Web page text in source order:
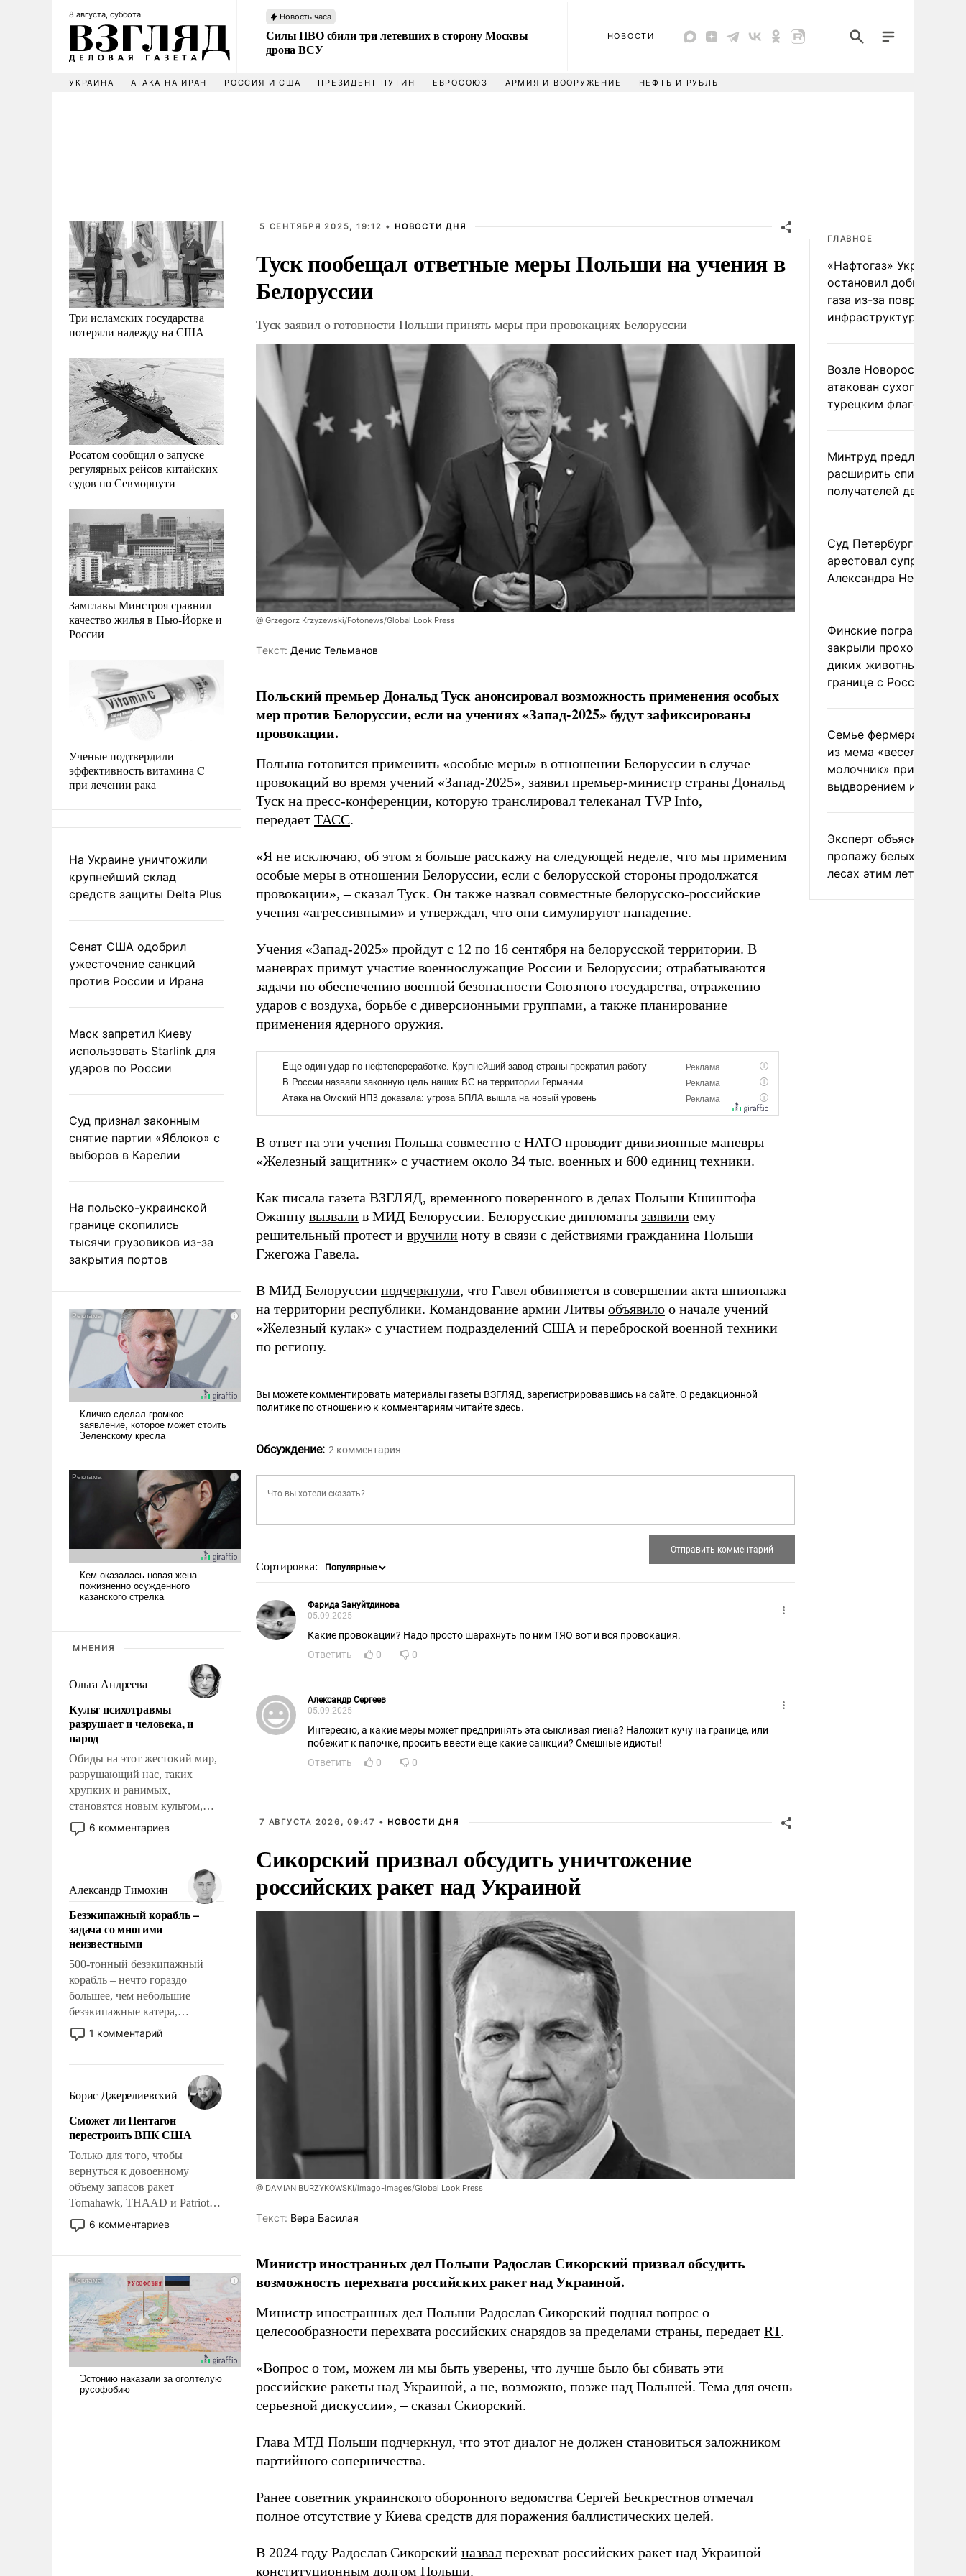
8 августа, суббота Новость часа
Силы ПВО сбили три летевших в сторону Москвы
дрона ВСУ
НОВОСТИ
УКРАИНА АТАКА НА ИРАН РОССИЯ И США ПРЕЗИДЕНТ ПУТИН ЕВРОСОЮЗ АРМИЯ И ВООРУЖЕНИЕ НЕФТЬ И РУБЛЬ
Три исламских государства
потеряли надежду на США
Росатом сообщил о запуске
регулярных рейсов китайских
судов по Севморпути
Замглавы Минстроя сравнил
качество жилья в Нью-Йорке и
России
Ученые подтвердили
эффективность витамина C
при лечении рака
На Украине уничтожили
крупнейший склад
средств защиты Delta Plus
Сенат США одобрил
ужесточение санкций
против России и Ирана
Маск запретил Киеву
использовать Starlink для
ударов по России
Суд признал законным
снятие партии «Яблоко» с
выборов в Карелии
На польско-украинской
границе скопились
тысячи грузовиков из-за
закрытия портов
МНЕНИЯ
Ольга Андреева
Культ психотравмы
разрушает и человека, и
народ
Обиды на этот жестокий мир,
разрушающий нас, таких
хрупких и ранимых,
становятся новым культом,
постепенно вытесняя и
отменяя традиционное
мужественным и твердым под
ударами судьбы, брать на себя
ответственность, помогать
слабым, идти вперед и
адаптироваться.
6 комментариев
Александр Тимохин
Безэкипажный корабль –
задача со многими
неизвестными
500-тонный безэкипажный
корабль – нечто гораздо
большее, чем небольшие
безэкипажные катера,
применение которых уже
стало обыденностью. Задача по
сложна и амбициозна. Однако
и ее реализация радикально
поднимет наши боевые
возможности.
1 комментарий
Борис Джерелиевский
Сможет ли Пентагон
перестроить ВПК США
Только для того, чтобы
вернуться к довоенному
объему запасов ракет
Tomahawk, THAAD и Patriot
США потребуется более трех
лет. Даже небольшая война с
Сложившаяся ситуация
означает многолетний период
уязвимости США, например,
перед Китаем.
6 комментариев
5 СЕНТЯБРЯ 2025, 19:12 • НОВОСТИ ДНЯ
Туск пообещал ответные меры Польши на учения в
Белоруссии
Туск заявил о готовности Польши принять меры при провокациях Белоруссии
@ Grzegorz Krzyzewski/Fotonews/Global Look Press
Tекст: Денис Тельманов
Польский премьер Дональд Туск анонсировал возможность применения особых
мер против Белоруссии, если на учениях «Запад-2025» будут зафиксированы
провокации.
Польша готовится применить «особые меры» в отношении Белоруссии в случае
провокаций во время учений «Запад-2025», заявил премьер-министр страны Дональд
Туск на пресс-конференции, которую транслировал телеканал TVP Info,
передает ТАСС.
«Я не исключаю, об этом я больше расскажу на следующей неделе, что мы применим
особые меры в отношении Белоруссии, если с белорусской стороны продолжатся
провокации», – сказал Туск. Он также назвал совместные белорусско-российские
учения «агрессивными» и утверждал, что они симулируют нападение.
Учения «Запад-2025» пройдут с 12 по 16 сентября на белорусской территории. В
маневрах примут участие военнослужащие России и Белоруссии; отрабатываются
задачи по обеспечению военной безопасности Союзного государства, отражению
ударов с воздуха, борьбе с диверсионными группами, а также планирование
применения ядерного оружия.
В ответ на эти учения Польша совместно с НАТО проводит дивизионные маневры
«Железный защитник» с участием около 34 тыс. военных и 600 единиц техники.
Как писала газета ВЗГЛЯД, временного поверенного в делах Польши Кшиштофа
Ожанну вызвали в МИД Белоруссии. Белорусские дипломаты заявили ему
решительный протест и вручили ноту в связи с действиями гражданина Польши
Гжегожа Гавела.
В МИД Белоруссии подчеркнули, что Гавел обвиняется в совершении акта шпионажа
на территории республики. Командование армии Литвы объявило о начале учений
«Железный кулак» с участием подразделений США и переброской военной техники
по региону.
Вы можете комментировать материалы газеты ВЗГЛЯД,зарегистрировавшись на сайте. О редакционной
политике по отношению к комментариям читайтездесь.
Обсуждение: 2 комментария
Сортировка:
Фарида Зануйтдинова
05.09.2025
Какие провокации? Надо просто шарахнуть по ним ТЯО вот и вся провокация.
Ответить
0 0
Александр Сергеев
05.09.2025
Интересно, а какие меры может предпринять эта сыкливая гиена? Наложит кучу на границе, или
побежит к папочке, просить ввести еще какие санкции? Смешные идиоты!
Ответить
0 0
7 АВГУСТА 2026, 09:47 • НОВОСТИ ДНЯ
Сикорский призвал обсудить уничтожение
российских ракет над Украиной
@ DAMIAN BURZYKOWSKI/imago-images/Global Look Press
Tекст: Вера Басилая
Министр иностранных дел Польши Радослав Сикорский призвал обсудить
возможность перехвата российских ракет над Украиной.
Министр иностранных дел Польши Радослав Сикорский поднял вопрос о
целесообразности перехвата российских снарядов за пределами страны, передает RT.
«Вопрос о том, можем ли мы быть уверены, что лучше было бы сбивать эти
российские ракеты над Украиной, а не, возможно, позже над Польшей. Тема для очень
серьезной дискуссии», – сказал Скиорский.
Глава МТД Польши подчеркнул, что этот диалог не должен становиться заложником
партийного соперничества.
Ранее советник украинского оборонного ведомства Сергей Бескрестнов отмечал
полное отсутствие у Киева средств для поражения баллистических целей.
В 2024 году Радослав Сикорский назвал перехват российских ракет над Украиной
конституционным долгом Польши.
ГЛАВНОЕ
«Нафтогаз» Украины
остановил добычу
газа из-за повреждения
инфраструктуры
Возле Новороссийска
атакован сухогруз под
турецким флагом
Минтруд предложил
расширить список
получателей двух
Суд Петербурга заочно
арестовал супругу
Александра Невзорова
Финские пограничники
закрыли проходы для
диких животных на
границе с Россией
Семье фермера
из мема «веселый
молочник» пригрозили
выдворением из
Эксперт объяснил
пропажу белых грибов
лесах этим летом